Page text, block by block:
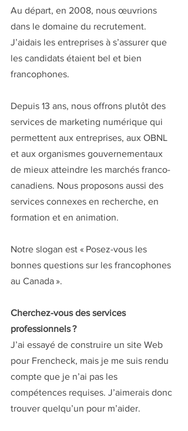
Au départ, en 2008, nous œuvrions
dans le domaine du recrutement.
J’aidais les entreprises à s’assurer que
les candidats étaient bel et bien
francophones.
Depuis 13 ans, nous offrons plutôt des
services de marketing numérique qui
permettent aux entreprises, aux OBNL
et aux organismes gouvernementaux
de mieux atteindre les marchés franco-
canadiens. Nous proposons aussi des
services connexes en recherche, en
formation et en animation.
Notre slogan est « Posez-vous les
bonnes questions sur les francophones
au Canada ».
Cherchez-vous des services
professionnels ?
J’ai essayé de construire un site Web
pour Frencheck, mais je me suis rendu
compte que je n’ai pas les
compétences requises. J’aimerais donc
trouver quelqu’un pour m’aider.